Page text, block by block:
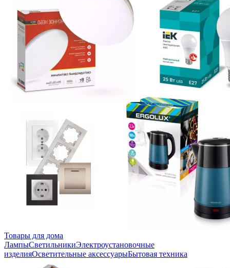
Товары для дома
ЛампыСветильникиЭлектроустановочные
изделияОсветительные аксессуарыБытовая техника